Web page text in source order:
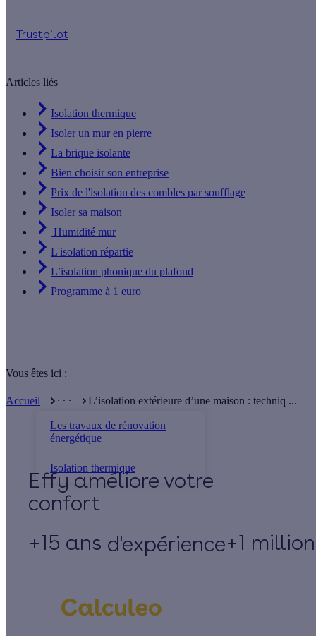
Trustpilot
Articles liés
Isolation thermique
Isoler un mur en pierre
La brique isolante
Bien choisir son entreprise
Prix de l'isolation des combles par soufflage
Isoler sa maison
Humidité mur
L'isolation répartie
L’isolation phonique du plafond
Programme à 1 euro
Vous êtes ici :
Accueil . . .
Les travaux de rénovation
énergétique
Isolation thermique
L’isolation extérieure d’une maison : techniq ...
Effy
+15 ans d'expérience+1